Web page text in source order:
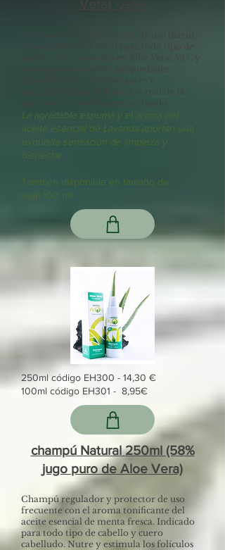
La agradable espuma y el aroma del
aceite esencial de Lavanda aportan una
exquisita sensación de limpieza y
bienestar.
También disponible en tamaño de
viaje. 100 ml.
250ml código EH300 - 14,30 €
100ml código EH301 - 8,95€
champúNatural 250ml (58%
jugo puro de Aloe Vera)
Champú regulador y protector de uso
frecuente con el aroma tonificante del
aceite esencial de menta fresca. Indicado
para todo tipo de cabello y cuero
cabelludo. Nutre y estimula los folículos